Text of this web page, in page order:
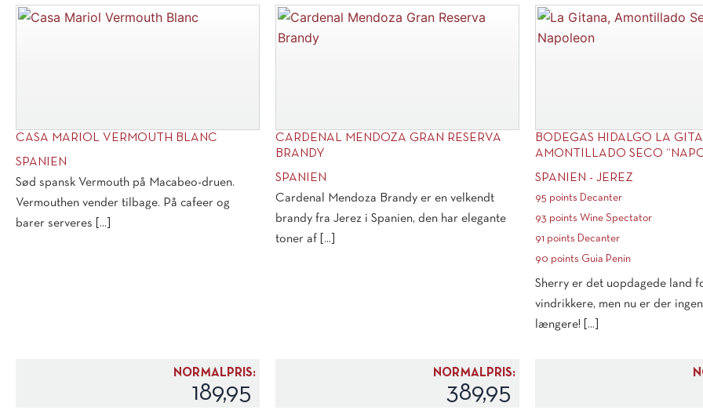
CASA MARIOL VERMOUTH BLANC
SPANIEN
Sød spansk Vermouth på Macabeo-druen.
Vermouthen vender tilbage. På cafeer og
barer serveres [...]
NORMALPRIS:
189,95
CARDENAL MENDOZA GRAN RESERVA
BRANDY
SPANIEN
Cardenal Mendoza Brandy er en velkendt
brandy fra Jerez i Spanien, den har elegante
toner af [...]
NORMALPRIS:
389,95
BODEGAS HIDALGO LA
AMONTILLADO SECO
SPANIEN - JEREZ
95 points Decanter
93 points Wine Spectator
91 points Decanter
90 points Guia Penin
Sherry er det uopdagede land
vindrikkere, men nu er der
længere! [...]